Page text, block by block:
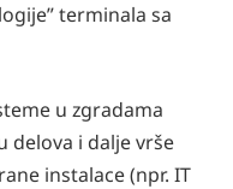
terminala sa
u zgradama
delova i dalje vrše
instalace (npr. IT